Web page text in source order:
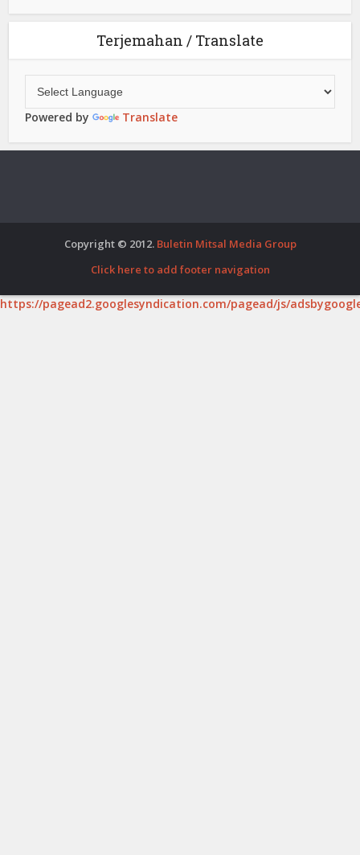
Terjemahan / Translate
Powered by Translate
Copyright © 2012. Buletin Mitsal Media Group
Click here to add footer navigation
https://pagead2.googlesyndication.com/pagead/js/